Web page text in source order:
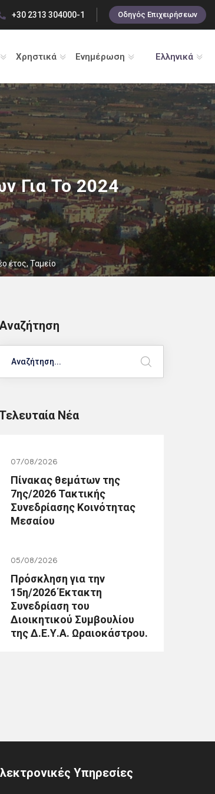
+30 2313 304000-1 Οδηγός Επιχειρήσεων
Χρηστικά Ενημέρωση Ελληνικά
Για Το 2024
έτος,Ταμείο
Νέα
07/08/2026
Πίνακας θεμάτων της
7ης/2026 Τακτικής
Συνεδρίασης Κοινότητας
Μεσαίου
05/08/2026
Πρόσκληση για την
15η/2026 Έκτακτη
Συνεδρίαση του
Διοικητικού Συμβουλίου
της Δ.Ε.Υ.Α. Ωραιοκάστρου.
Υπηρεσίες